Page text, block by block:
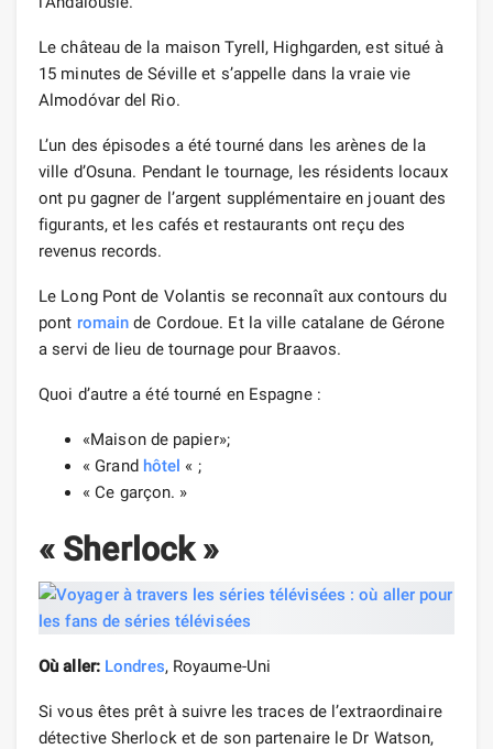
Le château de la maison Tyrell, Highgarden, est situé à
15 minutes de Séville et s’appelle dans la vraie vie
Almodóvar del Rio.
L’un des épisodes a été tourné dans les arènes de la
ville d’Osuna. Pendant le tournage, les résidents locaux
ont pu gagner de l’argent supplémentaire en jouant des
figurants, et les cafés et restaurants ont reçu des
revenus records.
Le Long Pont de Volantis se reconnaît aux contours du
pont romain de Cordoue. Et la ville catalane de Gérone
a servi de lieu de tournage pour Braavos.
Quoi d’autre a été tourné en Espagne :
«Maison de papier»;
« Grand hôtel « ;
« Ce garçon. »
« Sherlock »
Où aller: Londres, Royaume-Uni
Si vous êtes prêt à suivre les traces de l’extraordinaire
détective Sherlock et de son partenaire le Dr Watson,